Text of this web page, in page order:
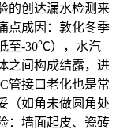
的创达漏水检测来
点成因：敦化冬季
至-30℃），水汽
之间构成结露，进
管接口老化也是常
（如角未做圆角处
：墙面起皮、瓷砖